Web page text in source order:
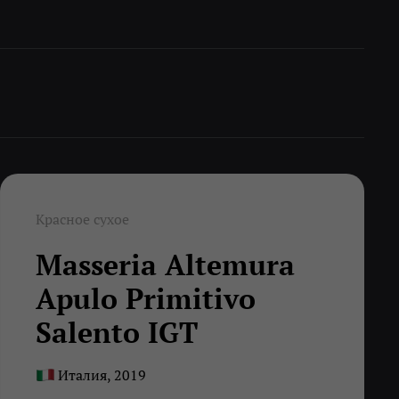
Красное сухое
Masseria Altemura
Apulo Primitivo
Salento IGT
Италия, 2019